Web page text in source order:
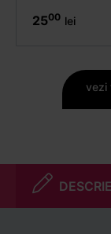
2500 lei
vezi